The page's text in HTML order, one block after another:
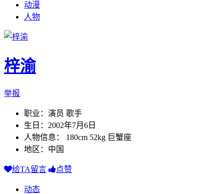
动漫
人物
梓渝
举报
职业：演员 歌手
生日：2002年7月6日
人物信息： 180cm 52kg 巨蟹座
地区：中国
给TA留言 点赞
动态